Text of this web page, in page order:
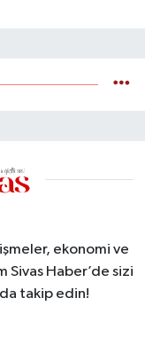
ekonomi ve
Haber’de sizi
takip edin!